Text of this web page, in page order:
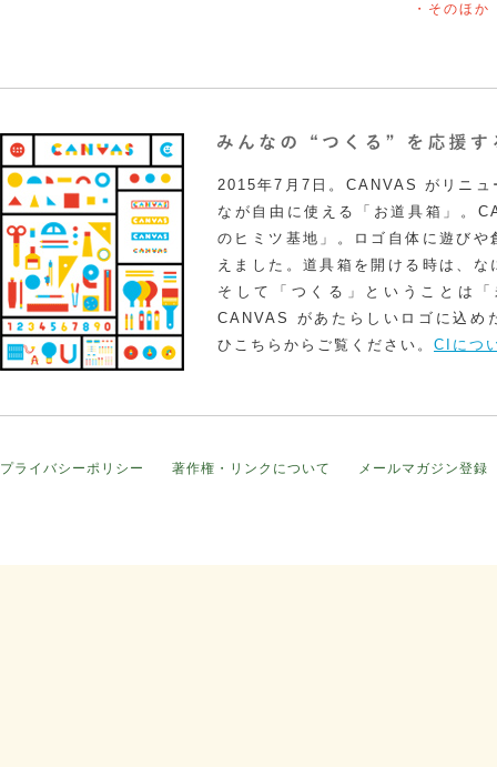
・そのほか
2015年7月7日。CANVAS がリニュ
なが自由に使える「お道具箱」。
のヒミツ基地」。ロゴ自体に遊び
えました。道具箱を開ける時は、
そして「つくる」ということは
CANVAS があたらしいロゴに込め
ひこちらからご覧ください。 CIにつ
プライバシーポリシー 著作権・リンクについて メールマガジン登録